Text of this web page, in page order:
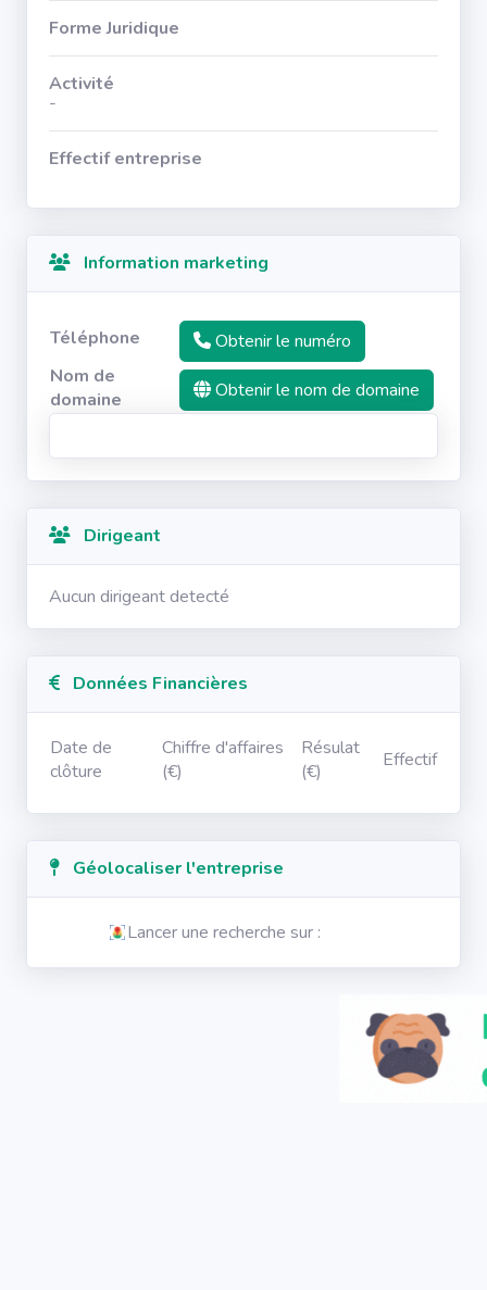
Forme Juridique
Activité
-
Effectif entreprise
Information marketing
Téléphone
Obtenir le numéro
Nom de
domaine
Obtenir le nom de domaine
Dirigeant
Aucun dirigeant detecté
Données Financières
Date de
clôture
Chiffre d'affaires
(€)
Résulat
(€)
Effectif
Géolocaliser l'entreprise
Lancer une recherche sur :